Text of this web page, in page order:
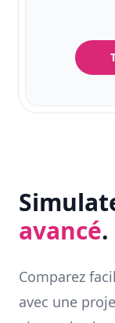
avancé.
Comparez
avec une